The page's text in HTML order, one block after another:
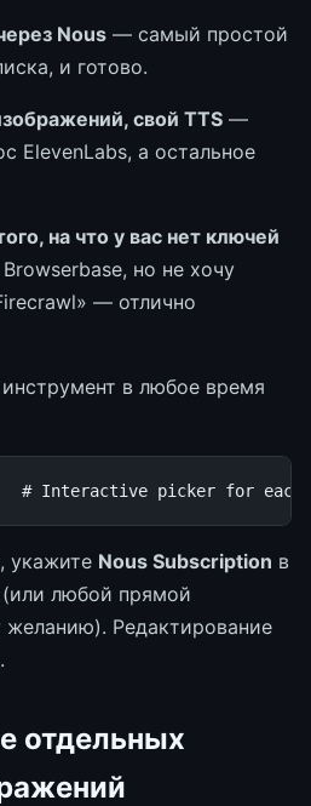
Nous — самый простой
и готово.
свой TTS —
ElevenLabs, а остальное
на что у вас нет ключей
но не хочу
— отлично
в любое время
# Interactive picker for each
укажите Nous Subscription в
(или любой прямой
Редактирование
отдельных